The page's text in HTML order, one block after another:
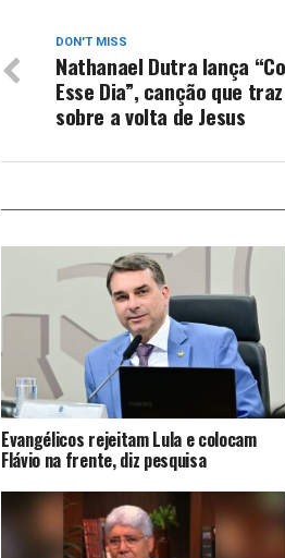
DON'T MISS
Nathanael Dutra lança
Esse Dia”, canção que
sobre a volta de Jesus
Evangélicos rejeitam Lula e colocam
Flávio na frente, diz pesquisa